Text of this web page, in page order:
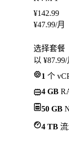
¥142.99
¥47.99/月
选择套餐
以
1 个
4 GB
50 GB
4 TB